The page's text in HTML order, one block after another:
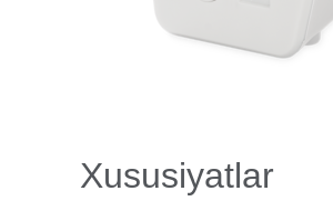
Xususiyatlar